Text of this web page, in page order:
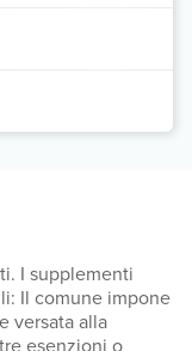
I supplementi
Il comune impone
versata alla
esenzioni o